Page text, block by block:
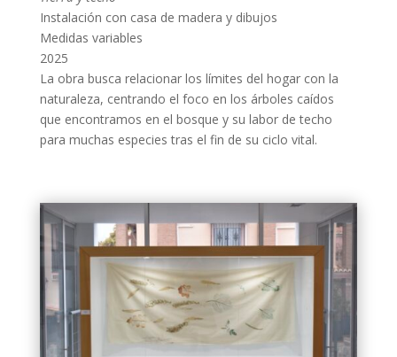
Instalación con casa de madera y dibujos
Medidas variables
2025
La obra busca relacionar los límites del hogar con la
naturaleza, centrando el foco en los árboles caídos
que encontramos en el bosque y su labor de techo
para muchas especies tras el fin de su ciclo vital.